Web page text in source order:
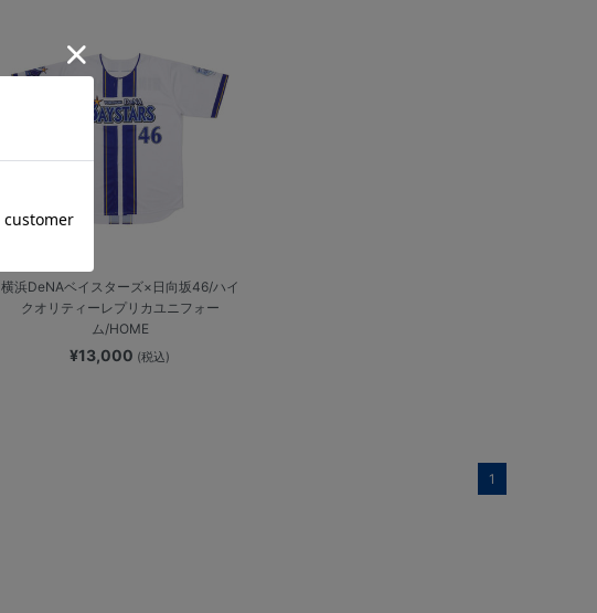
横浜DeNAベイスターズ×日向坂46/ハイ
クオリティーレプリカユニフォー
ム/HOME
¥13,000 (税込)
1